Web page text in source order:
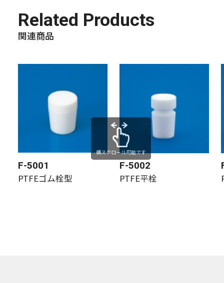
Related Products
関連商品
F-5001
PTFEゴム栓型
F-5002
PTFE平栓
横スクロール可能です